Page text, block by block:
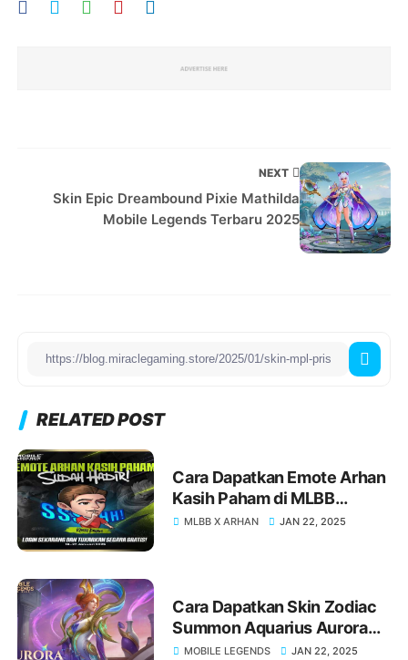
NEXT
Skin Epic Dreambound Pixie Mathilda
Mobile Legends Terbaru 2025
RELATED POST
Cara Dapatkan Emote Arhan
Kasih Paham di MLBB
Terbaru
MLBB X ARHAN JAN 22, 2025
Cara Dapatkan Skin Zodiac
Summon Aquarius Aurora
MLBB Terbaru
MOBILE LEGENDS JAN 22, 2025